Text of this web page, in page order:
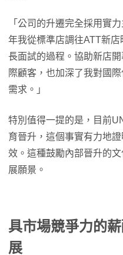
「公司的升遷完全採用實
年我從標準店調往ATT新
長面試的過程。協助新店
際顧客，也加深了我對國
需求。」
特別值得一提的是，目前
育晉升，這個事實有力地
效。這種鼓勵內部晉升的
展願景。
具市場競爭力的
展